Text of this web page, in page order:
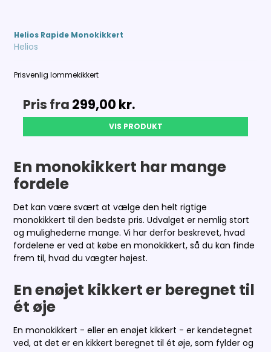
Helios Rapide Monokikkert
Helios
Prisvenlig lommekikkert
Pris fra 299,00 kr.
VIS PRODUKT
En monokikkert har mange
fordele
Det kan være svært at vælge den helt rigtige
monokikkert til den bedste pris. Udvalget er nemlig stort
og mulighederne mange. Vi har derfor beskrevet, hvad
fordelene er ved at købe en monokikkert, så du kan finde
frem til, hvad du vægter højest.
En enøjet kikkert er beregnet til
ét øje
En monokikkert - eller en enøjet kikkert - er kendetegnet
ved, at det er en kikkert beregnet til ét øje, som fylder og